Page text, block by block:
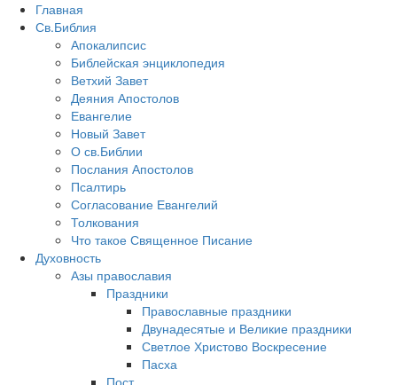
Главная
Св.Библия
Апокалипсис
Библейская энциклопедия
Ветхий Завет
Деяния Апостолов
Евангелие
Новый Завет
О св.Библии
Послания Апостолов
Псалтирь
Согласование Евангелий
Толкования
Что такое Священное Писание
Духовность
Азы православия
Праздники
Православные праздники
Двунадесятые и Великие праздники
Светлое Христово Воскресение
Пасха
Пост